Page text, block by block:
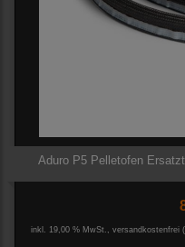
Aduro P5 Pelletofen
inkl. 19,00 % MwSt., versandkostenfrei